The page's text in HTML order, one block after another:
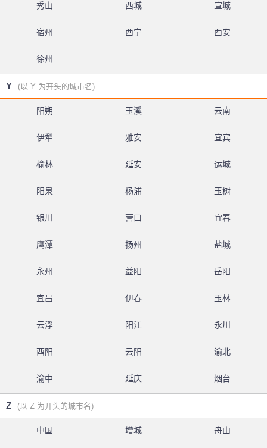
秀山 西城 宣城
宿州 西宁 西安
徐州
Y (以 Y 为开头的城市名)
阳朔 玉溪 云南
伊犁 雅安 宜宾
榆林 延安 运城
阳泉 杨浦 玉树
银川 营口 宜春
鹰潭 扬州 盐城
永州 益阳 岳阳
宜昌 伊春 玉林
云浮 阳江 永川
酉阳 云阳 渝北
渝中 延庆 烟台
Z (以 Z 为开头的城市名)
中国 增城 舟山